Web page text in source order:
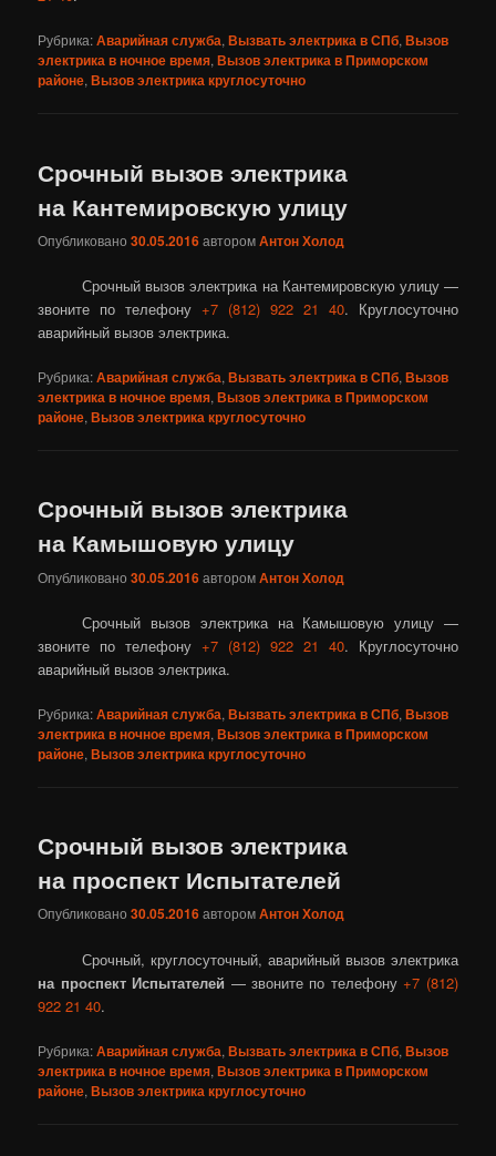
Рубрика:Аварийная служба,Вызвать электрика в СПб,Вызов
электрика в ночное время,Вызов электрика в Приморском
районе,Вызов электрика круглосуточно
Срочный вызов электрика
на Кантемировскую улицу
Опубликовано30.05.2016авторомАнтон Холод
Срочный вызов электрика на Кантемировскую улицу —
звоните по телефону +7 (812) 922 21 40. Круглосуточно
аварийный вызов электрика.
Рубрика:Аварийная служба,Вызвать электрика в СПб,Вызов
электрика в ночное время,Вызов электрика в Приморском
районе,Вызов электрика круглосуточно
Срочный вызов электрика
на Камышовую улицу
Опубликовано30.05.2016авторомАнтон Холод
Срочный вызов электрика на Камышовую улицу —
звоните по телефону +7 (812) 922 21 40. Круглосуточно
аварийный вызов электрика.
Рубрика:Аварийная служба,Вызвать электрика в СПб,Вызов
электрика в ночное время,Вызов электрика в Приморском
районе,Вызов электрика круглосуточно
Срочный вызов электрика
на проспект Испытателей
Опубликовано30.05.2016авторомАнтон Холод
Срочный, круглосуточный, аварийный вызов электрика
на проспект Испытателей — звоните по телефону +7 (812)
922 21 40.
Рубрика:Аварийная служба,Вызвать электрика в СПб,Вызов
электрика в ночное время,Вызов электрика в Приморском
районе,Вызов электрика круглосуточно